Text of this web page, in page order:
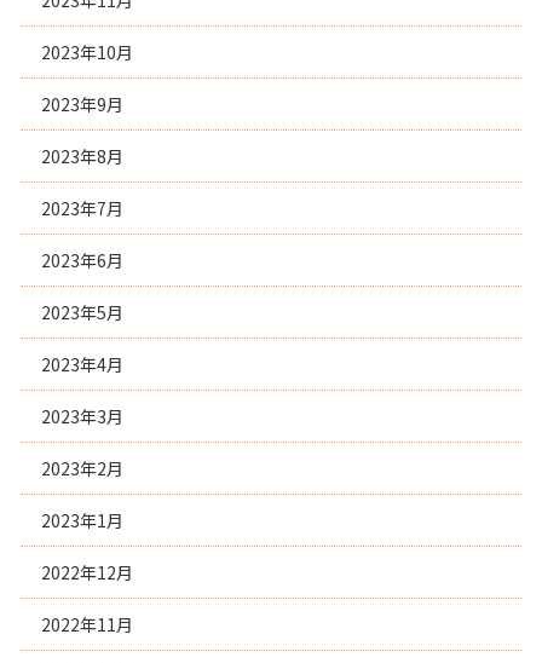
2023年10月
2023年9月
2023年8月
2023年7月
2023年6月
2023年5月
2023年4月
2023年3月
2023年2月
2023年1月
2022年12月
2022年11月